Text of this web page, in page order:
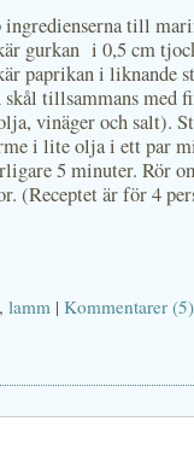
till
gurkan i 0,5 cm
paprikan i liknande
tillsammans med
vinäger och salt).
i lite olja i ett par
5 minuter. Rör
(Receptet är för 4
, lamm | Kommentarer (5)